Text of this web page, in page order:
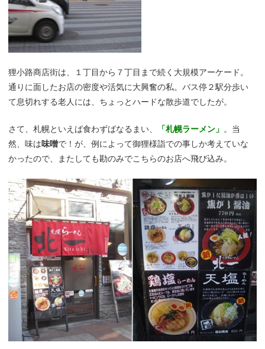
狸小路商店街は、１丁目から７丁目まで続く大規模アーケード。
通りに面したお店の密度や活気に大興奮の私。バス停２駅分歩い
て息切れする老人には、ちょっとハードな散歩道でしたが。
さて、札幌といえば食わずばなるまい、 「札幌ラーメン」 。当
然、味は味噌で！が、例によって御狸様詣での事しか考えていな
かったので、またしても勘のみでこちらのお店へ飛び込み。